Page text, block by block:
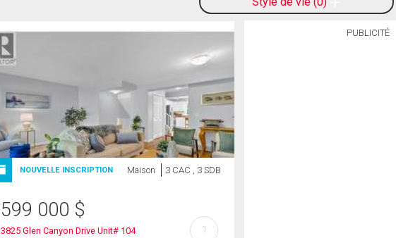
PUBLICITÉ
NOUVELLE INSCRIPTION Maison 3 CAC , 3 SDB
599 000 $
3825 Glen Canyon Drive Unit# 104
?